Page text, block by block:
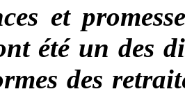
et
été un des
des